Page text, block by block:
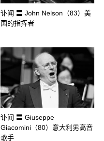
讣闻 〓 John Nelson（83）美
国的指挥者
讣闻 〓 Giuseppe
Giacomini（80）意大利男高音
歌手